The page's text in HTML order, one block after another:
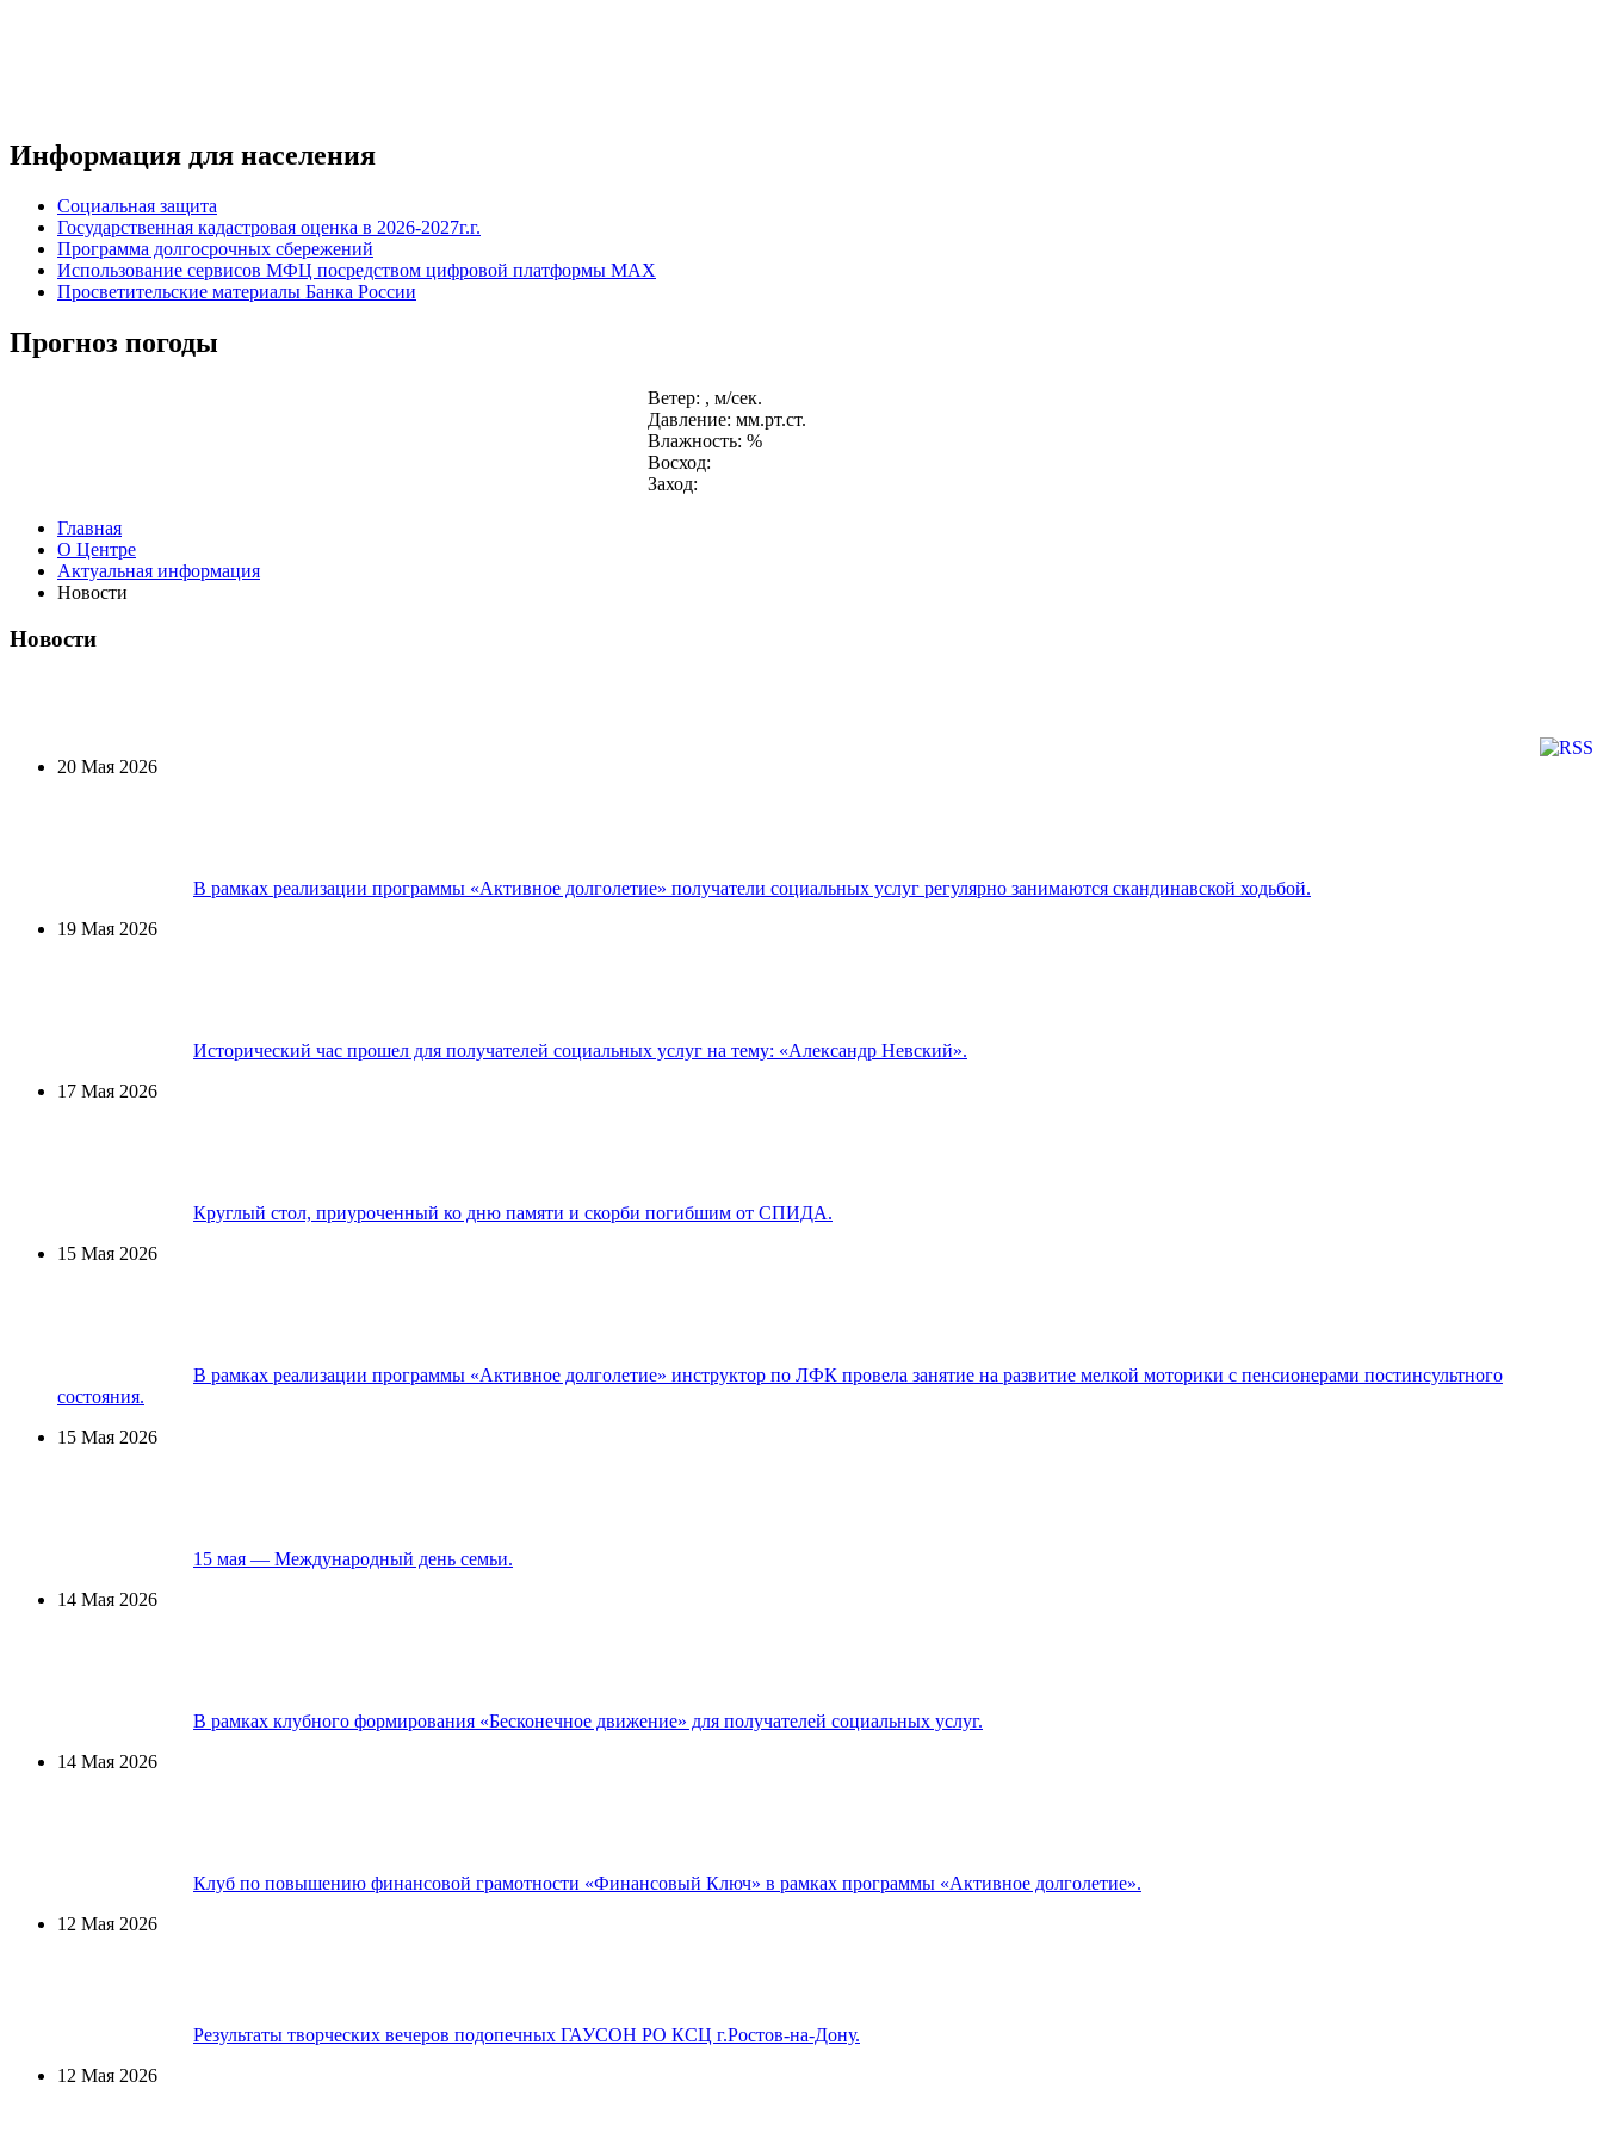
Информация для населения
Социальная защита
Государственная кадастровая оценка в 2026-2027г.г.
Программа долгосрочных сбережений
Использование сервисов МФЦ посредством цифровой платформы MAX
Просветительские материалы Банка России
Прогноз погоды
Ветер: , м/сек.
Давление: мм.рт.ст.
Влажность: %
Восход:
Заход:
Главная
О Центре
Актуальная информация
Новости
Новости
20 Мая 2026
В рамках реализации программы «Активное долголетие» получатели социальных услуг регулярно занимаются скандинавской ходьбой.
19 Мая 2026
Исторический час прошел для получателей социальных услуг на тему: «Александр Невский».
17 Мая 2026
Круглый стол, приуроченный ко дню памяти и скорби погибшим от СПИДА.
15 Мая 2026
В рамках реализации программы «Активное долголетие» инструктор по ЛФК провела занятие на развитие мелкой моторики с пенсионерами постинсультного
состояния.
15 Мая 2026
15 мая — Международный день семьи.
14 Мая 2026
В рамках клубного формирования «Бесконечное движение» для получателей социальных услуг.
14 Мая 2026
Клуб по повышению финансовой грамотности «Финансовый Ключ» в рамках программы «Активное долголетие».
12 Мая 2026
Результаты творческих вечеров подопечных ГАУСОН РО КСЦ г.Ростов-на-Дону.
12 Мая 2026